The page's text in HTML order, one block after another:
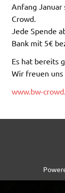
Anfang
Crowd.
Jede Spende
Bank mit 5€
Es hat bereits
Wir freuen
www.bw-